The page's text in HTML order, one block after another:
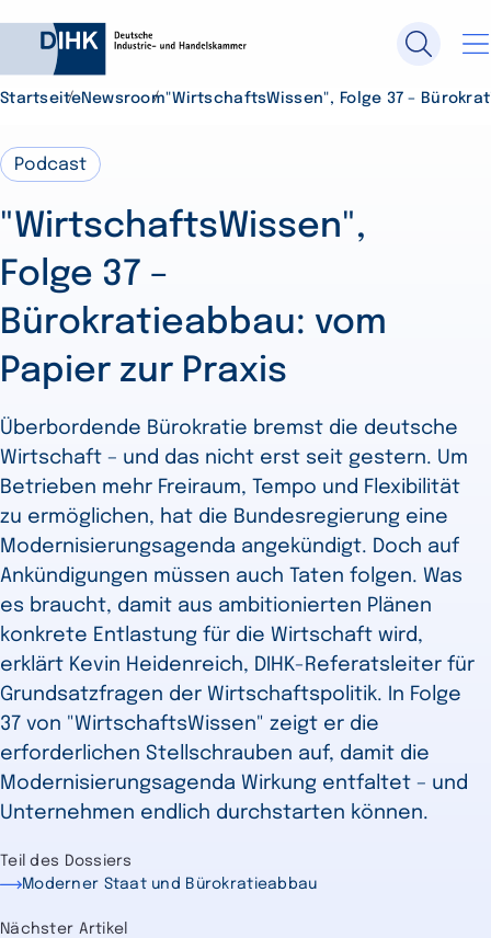
StartseiteNewsroom"WirtschaftsWissen", Folge 37 –
Podcast
"WirtschaftsWissen",
Folge 37 –
Bürokratieabbau: vom
Papier zur Praxis
Überbordende Bürokratie bremst die deutsche
Wirtschaft – und das nicht erst seit gestern. Um
Betrieben mehr Freiraum, Tempo und Flexibilität
zu ermöglichen, hat die Bundesregierung eine
Modernisierungsagenda angekündigt. Doch auf
Ankündigungen müssen auch Taten folgen. Was
es braucht, damit aus ambitionierten Plänen
konkrete Entlastung für die Wirtschaft wird,
erklärt Kevin Heidenreich, DIHK-Referatsleiter für
Grundsatzfragen der Wirtschaftspolitik. In Folge
37 von "WirtschaftsWissen" zeigt er die
erforderlichen Stellschrauben auf, damit die
Modernisierungsagenda Wirkung entfaltet – und
Unternehmen endlich durchstarten können.
Teil des Dossiers
Moderner Staat und Bürokratieabbau
Nächster Artikel